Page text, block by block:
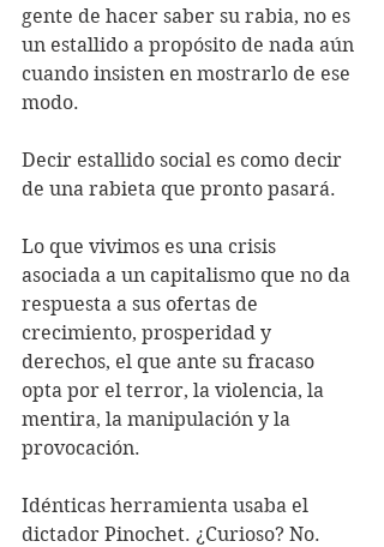
gente de hacer saber su rabia, no es
un estallido a propósito de nada aún
cuando insisten en mostrarlo de ese
modo.
Decir estallido social es como decir
de una rabieta que pronto pasará.
Lo que vivimos es una crisis
asociada a un capitalismo que no da
respuesta a sus ofertas de
crecimiento, prosperidad y
derechos, el que ante su fracaso
opta por el terror, la violencia, la
mentira, la manipulación y la
provocación.
Idénticas herramienta usaba el
dictador Pinochet. ¿Curioso? No.